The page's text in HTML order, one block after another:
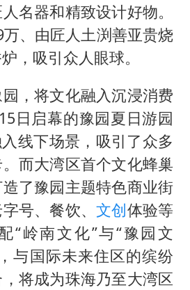
名器和精致设计好物。
、由匠人土渕善亚贵烧
，吸引众人眼球。
，将文化融入沉浸消费
日启幕的豫园夏日游园
线下场景，吸引了众多
而大湾区首个文化蜂巢
了豫园主题特色商业街
号、餐饮、文创体验等
“岭南文化”与“豫园文
与国际未来住区的缤纷
将成为珠海乃至大湾区